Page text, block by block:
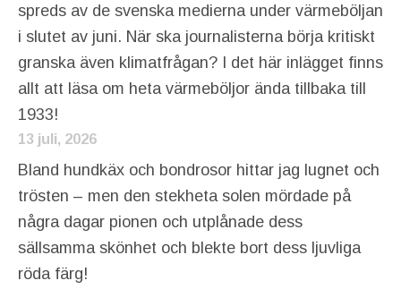
spreds av de svenska medierna under värmeböljan
i slutet av juni. När ska journalisterna börja kritiskt
granska även klimatfrågan? I det här inlägget finns
allt att läsa om heta värmeböljor ända tillbaka till
1933!
13 juli, 2026
Bland hundkäx och bondrosor hittar jag lugnet och
trösten – men den stekheta solen mördade på
några dagar pionen och utplånade dess
sällsamma skönhet och blekte bort dess ljuvliga
röda färg!